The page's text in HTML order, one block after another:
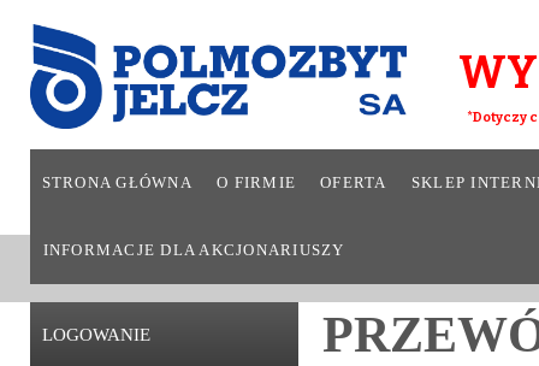
*Dotyczy
STRONA GŁÓWNA O FIRMIE OFERTA SKLEP
INFORMACJE DLA AKCJONARIUSZY
LOGOWANIE